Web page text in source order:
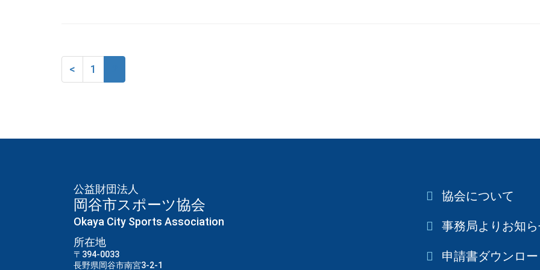
< 1
公益財団法人
岡谷市スポーツ協会
Okaya City Sports Association
所在地
〒394-0033
長野県岡谷市南宮3-2-1
協会について
事務局よりお知
申請書ダウンロ